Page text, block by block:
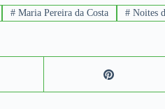
# Maria Pereira da Costa #Noites